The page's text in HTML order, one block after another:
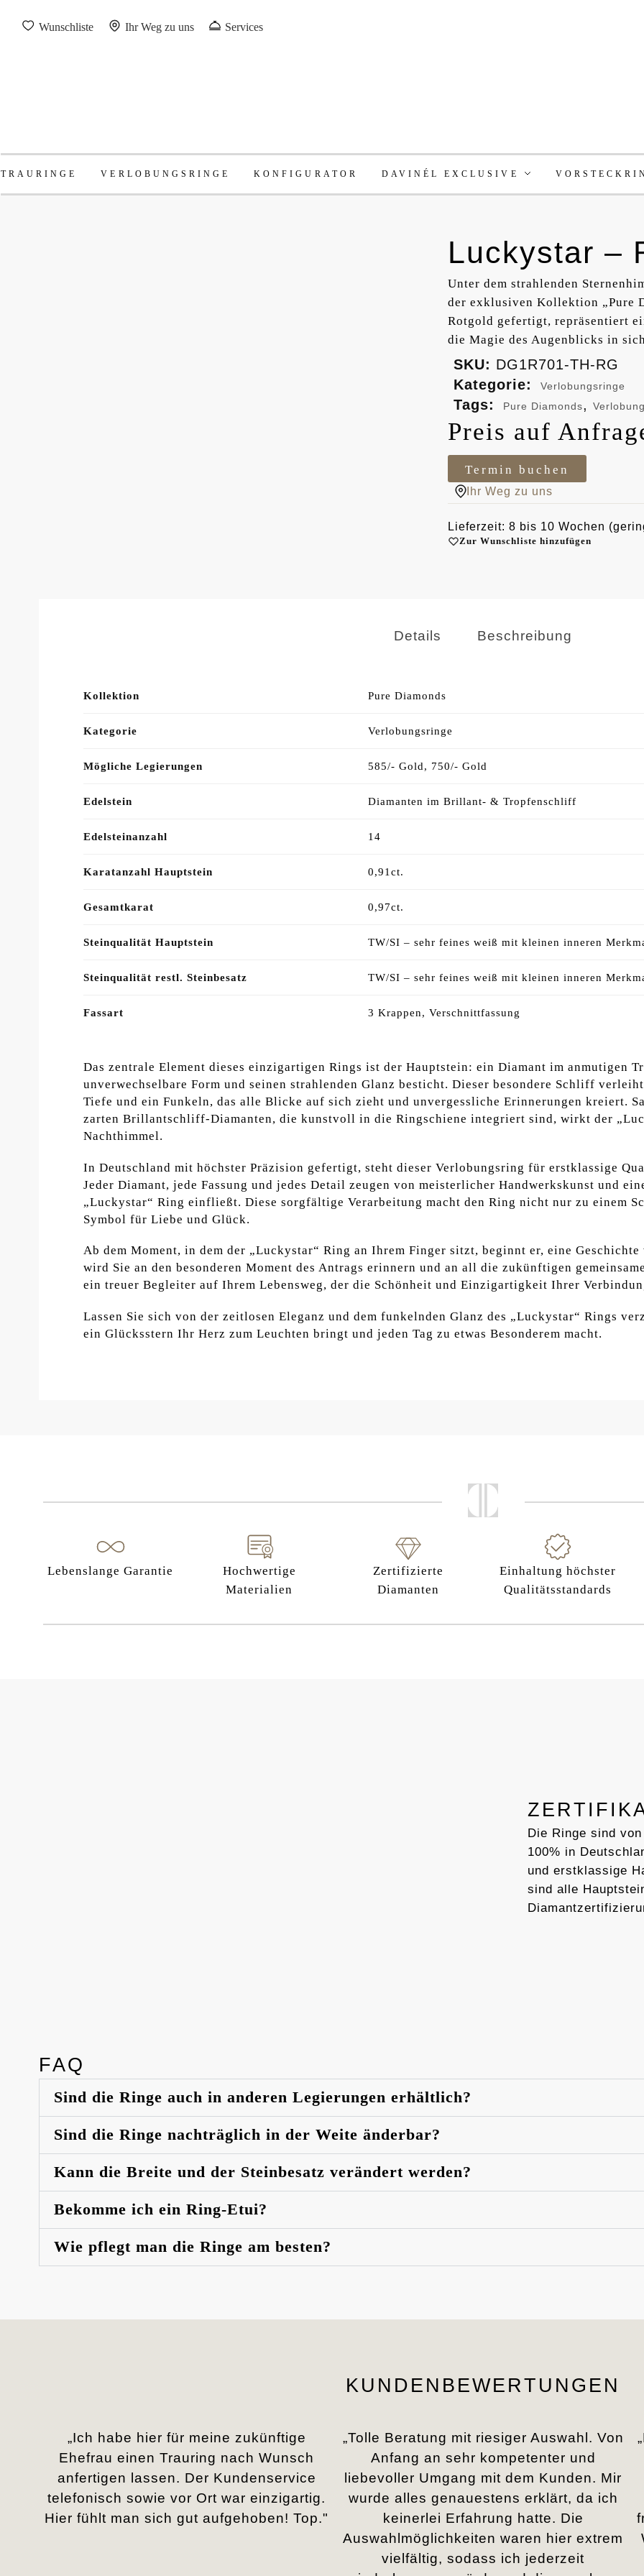
Wunschliste Ihr Weg zu uns Services
TRAURINGE VERLOBUNGSRINGE KONFIGURATOR DAVINÉL EXCLUSIVE
Luckystar –
Unter dem strahlenden
der exklusiven Kollektion „Pure
Rotgold gefertigt, repräsentiert
die Magie des Augenblicks in
SKU: DG1R701-TH-RG
Kategorie:
Verlobungsringe
Tags: Pure Diamonds,
Preis auf
Termin buchen
Ihr Weg zu uns
Lieferzeit: 8 bis 10 Wochen
Zur Wunschliste hinzufügen
Details Beschreibung
Kollektion Pure Diamonds
Kategorie Verlobungsringe
Mögliche Legierungen 585/- Gold, 750/- Gold
Edelstein Diamanten im Brillant- & Tropfenschliff
Edelsteinanzahl 14
Karatanzahl Hauptstein 0,91ct.
Gesamtkarat 0,97ct.
Steinqualität Hauptstein TW/SI – sehr feines weiß mit kleinen inneren
Steinqualität restl. Steinbesatz TW/SI – sehr feines weiß mit kleinen inneren
Fassart 3 Krappen, Verschnittfassung
Das zentrale Element dieses einzigartigen Rings ist der Hauptstein: ein Diamant im anmutigen
unverwechselbare Form und seinen strahlenden Glanz besticht. Dieser besondere Schliff
Tiefe und ein Funkeln, das alle Blicke auf sich zieht und unvergessliche Erinnerungen kreiert.
zarten Brillantschliff-Diamanten, die kunstvoll in die Ringschiene integriert sind, wirkt der
Nachthimmel.
In Deutschland mit höchster Präzision gefertigt, steht dieser Verlobungsring für erstklassige
Jeder Diamant, jede Fassung und jedes Detail zeugen von meisterlicher Handwerkskunst und
„Luckystar“ Ring einfließt. Diese sorgfältige Verarbeitung macht den Ring nicht nur zu einem
Symbol für Liebe und Glück.
Ab dem Moment, in dem der „Luckystar“ Ring an Ihrem Finger sitzt, beginnt er, eine
wird Sie an den besonderen Moment des Antrags erinnern und an all die zukünftigen
ein treuer Begleiter auf Ihrem Lebensweg, der die Schönheit und Einzigartigkeit Ihrer
Lassen Sie sich von der zeitlosen Eleganz und dem funkelnden Glanz des „Luckystar“ Rings
ein Glücksstern Ihr Herz zum Leuchten bringt und jeden Tag zu etwas Besonderem macht.
Lebenslange Garantie
Hochwertige
Materialien
Zertifizierte
Diamanten
Einhaltung höchster
Qualitätsstandards
Die Ringe sind
100% in
und erstklassige
sind alle
FAQ
Sind die Ringe auch in anderen Legierungen erhältlich?
Sind die Ringe nachträglich in der Weite änderbar?
Kann die Breite und der Steinbesatz verändert werden?
Bekomme ich ein Ring-Etui?
Wie pflegt man die Ringe am besten?
KUNDENBEWERTUNGEN
„Ich habe hier für meine zukünftige
Ehefrau einen Trauring nach Wunsch
anfertigen lassen. Der Kundenservice
telefonisch sowie vor Ort war einzigartig.
Hier fühlt man sich gut aufgehoben! Top."
„Tolle Beratung mit riesiger Auswahl. Von
Anfang an sehr kompetenter und
liebevoller Umgang mit dem Kunden. Mir
wurde alles genauestens erklärt, da ich
keinerlei Erfahrung hatte. Die
Auswahlmöglichkeiten waren hier extrem
vielfältig, sodass ich jederzeit